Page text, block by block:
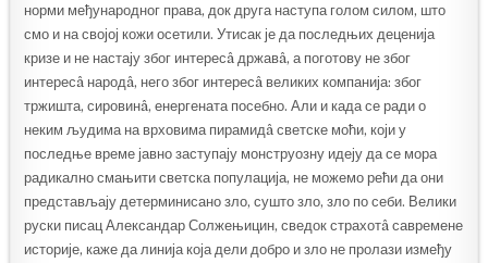
норми међународног права, док друга наступа голом силом, што
смо и на својој кожи осетили. Утисак је да последњих деценија
кризе и не настају због интересâ државâ, а поготову не због
интересâ народâ, него због интересâ великих компанија: због
тржишта, сировинâ, енергената посебно. Али и када се ради о
неким људима на врховима пирамидâ светске моћи, који у
последње време јавно заступају монструозну идеју да се мора
радикално смањити светска популација, не можемо рећи да они
представљају детерминисано зло, сушто зло, зло по себи. Велики
руски писац Александар Солжењицин, сведок страхотâ савремене
историје, каже да линија која дели добро и зло не пролази између